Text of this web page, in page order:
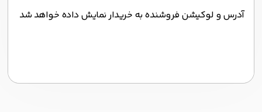
آدرس و لوکیشن فروشنده به خریدار نمایش داده خواهد شد